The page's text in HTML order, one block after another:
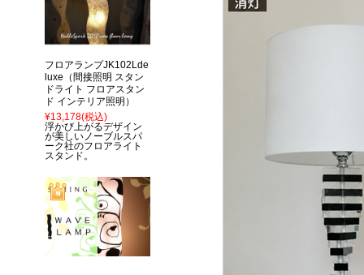
フロアランプJK102Lde
luxe（間接照明 スタン
ドライト フロアスタン
ド インテリア照明）
¥13,178(税込)
浮かび上がるデザイン
が美しいノーブルスパ
ーク社のフロアライト
スタンド。